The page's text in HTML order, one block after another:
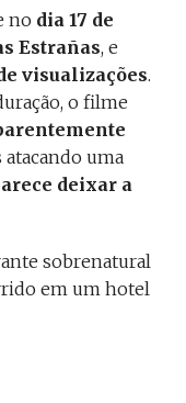
no dia 17 de
Estrañas, e
visualizações.
o filme
uma
deixar a
sobrenatural
em um hotel